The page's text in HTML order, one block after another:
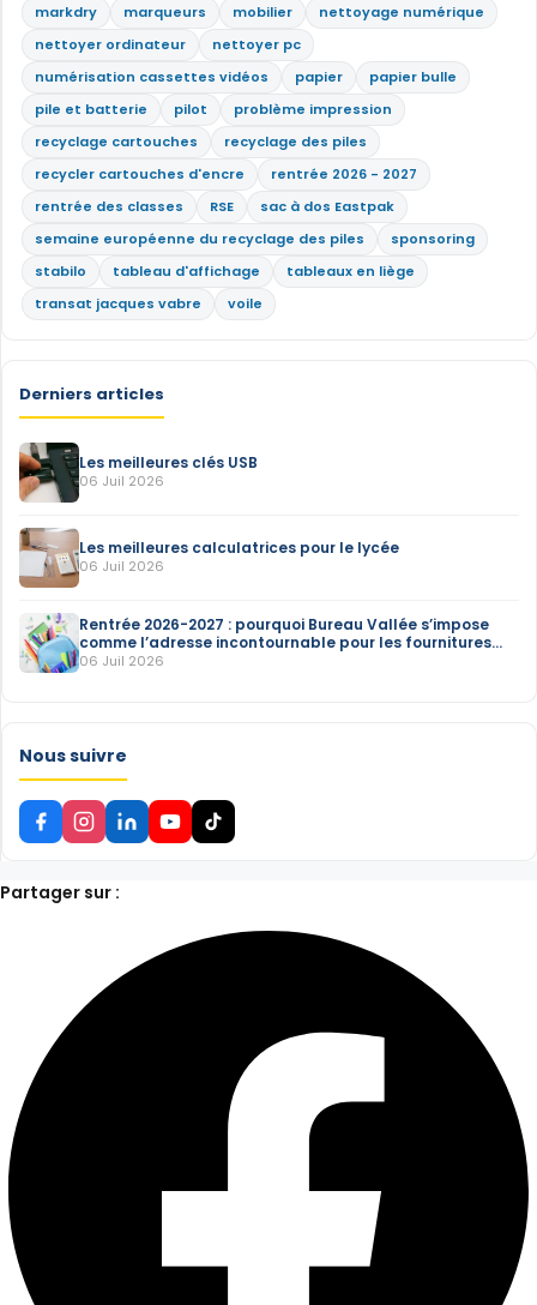
markdry
marqueurs mobilier
nettoyage numérique
nettoyer ordinateur
nettoyer pc
numérisation cassettes vidéos
papier
papier bulle
pile et batterie
pilot
problème impression
recyclage cartouches
recyclage des piles
recycler cartouches d'encre
rentrée 2026 - 2027
rentrée des classes
RSE
sac à dos Eastpak
semaine européenne du recyclage des piles
sponsoring
stabilo
tableau d'affichage
tableaux en liège
transat jacques vabre
voile
Derniers articles
Les meilleures clés USB
06 Juil 2026
Les meilleures calculatrices pour le lycée
06 Juil 2026
Rentrée 2026-2027 : pourquoi Bureau Vallée s’impose
comme l’adresse incontournable pour les fournitures
scolaires
06 Juil 2026
Nous suivre
Partager sur :